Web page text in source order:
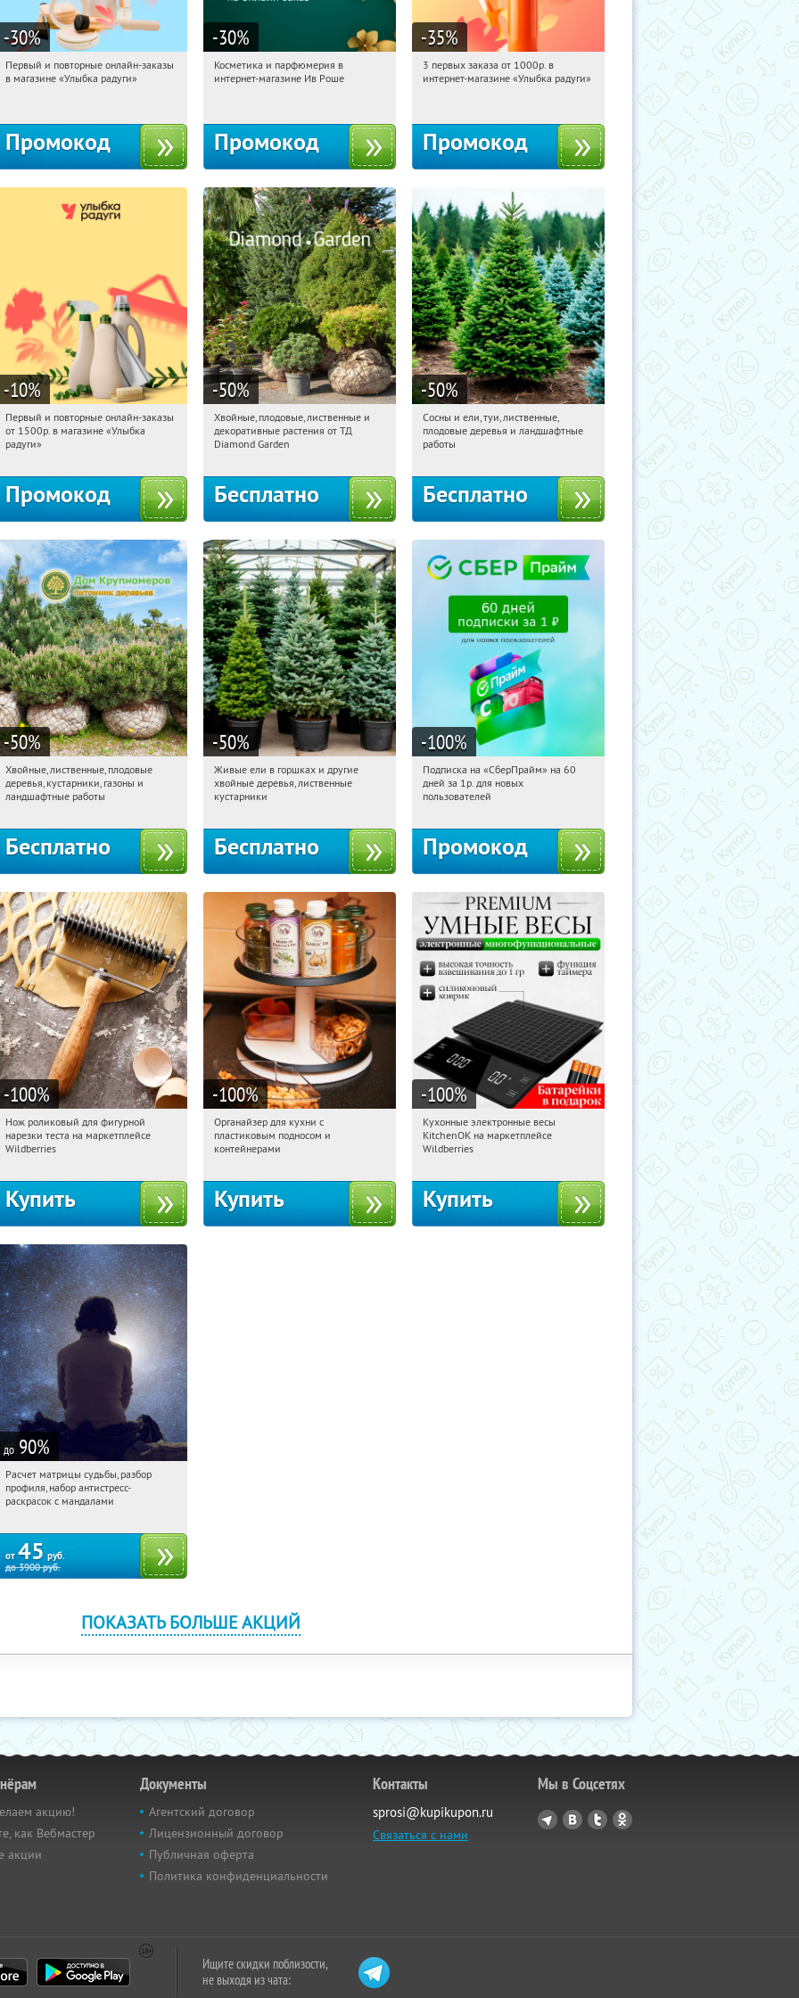
-30%
16:13:23 Получили:2
Первый и повторные онлайн-заказы
в магазине «Улыбка радуги»
Промокод
-30%
16:13:23 Получили:
Косметика и парфюмерия в
интернет-магазине Ив Роше
Промокод
-35%
16:13:23 Получили:
3 первых заказа от 1000р. в
интернет-магазине «Улыбка радуги»
Промокод
-10%
16:13:23 Получили:1
Россия
Первый и повторные онлайн-заказы
от 1500р. в магазине «Улыбка
радуги»
Промокод
-50%
16:13:23 Получили:
Выставочная
Хвойные, плодовые, лиственные и
декоративные растения от ТД
Diamond Garden
Бесплатно
-50%
16:13:23 Получили:
Московская обл., г. Химки,
Сосны и ели, туи, лиственные,
плодовые деревья и ландшафтные
работы
Бесплатно
-50%
16:13:23 Получили:
Павелецкая
Угрешская
Хвойные, лиственные, плодовые
деревья, кустарники, газоны и
ландшафтные работы
Бесплатно
-50%
16:13:23 Получили:
Московская обл., г. Химки,
Живые ели в горшках и другие
хвойные деревья, лиственные
кустарники
Бесплатно
-100%
16:13:23 Получили:
Россия
Подписка на «СберПрайм» на 60
дней за 1р. для новых
пользователей
Промокод
-100%
16:13:23 Получили:
Россия
Нож роликовый для фигурной
нарезки теста на маркетплейсе
Wildberries
Купить
-100%
16:13:23 Получили:
Россия
Органайзер для кухни с
пластиковым подносом и
контейнерами
Купить
-100%
16:13:23 Получили:
Россия
Кухонные электронные весы
KitchenOK на маркетплейсе
Wildberries
Купить
до 90%
16:13:23 Купили:
Россия
Расчет матрицы судьбы, разбор
профиля, набор антистресс-
раскрасок с мандалами
от 45 руб.
до3900руб.
ПОКАЗАТЬ БОЛЬШЕ АКЦИЙ
акцию!
как Вебмастер
акции
Документы
Агентский договор
Лицензионный договор
Публичная оферта
Политика конфиденциальности
Контакты
sprosi@kupikupon.ru
Связаться с нами
Мы в Соцсетях
Ищите скидки поблизости,
не выходя из чата: